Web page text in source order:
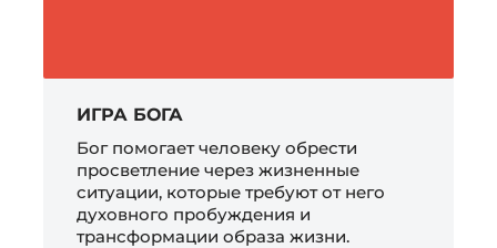
ИГРА БОГА
Бог помогает человеку обрести
просветление через жизненные
ситуации, которые требуют от него
духовного пробуждения и
трансформации образа жизни.